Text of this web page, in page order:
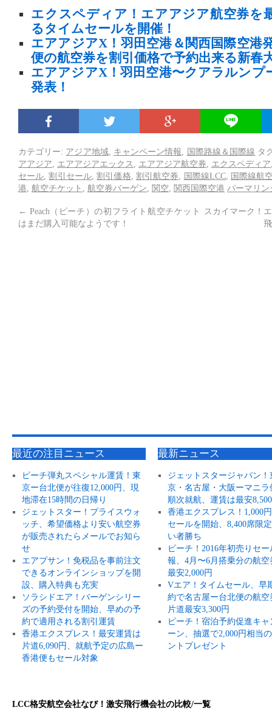
エクスペディア！エアアジア航空券を
るタイムセールを開催！
エアアジアX！羽田空港＆関西国際空港
便の航空券を割引価格で予約出来る新春
エアアジアX！羽田空港〜クアラルンプ
発表！
カテゴリー: アジア地域 キャンペーン情報 国際路線＆国際線 タ
アアジア
エアアジアエックス エアアジア航空券 エクスペディア
セール ,割引セール ,割引価格 割引航空券 国際線LCC,
国際線航
港 航空チケット 航空券バーゲン 関空 関西国際空港 パーマリン
← Peach（ピーチ）の初フライト航空チケット
はまだ購入可能なようです！
スカイマーク！
最近の注目ニュース
ピーチ弾丸スペシャル運賃！東
京ー台北便が往復12,000円、現
地滞在15時間の日帰り
ジェットスター！プライスウォ
ッチ、希望価格より安い航空券
が販売されたらメールでお知ら
せ
エアプサン！免税品を事前注文
できるオンラインショップを開
設、購入特典も充実
ソラシドエア！バーゲンシリー
ズの予約受付を開始、早めの予
約で適用される割引運賃
香港エクスプレス！最安運賃は
片道6,090円、就航予定の広島ー
香港便もセール対象
最新ニュース
ジェットスタージャパン！
京・名古屋・大阪ーマニラ
順次就航、運賃は最安
香港エクスプレス！1,000
セールを開始、8,400席限
い者勝ち
ピーチ！2016年初売りセー
報、4月〜6月搭乗分の航空
最安2,000円
Vエア！タイムセール、早
約で名古屋ー台北便の航空
片道最安3,300円
ピーチ！宿泊予約促進キャ
ーン、抽選で2,000円相当
ントプレゼント
LCC格安航空会社なび！激安飛行機会社の比較/一覧